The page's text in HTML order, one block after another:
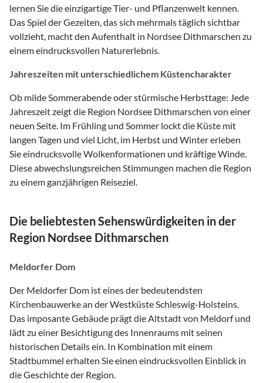
lernen Sie die einzigartige Tier- und Pflanzenwelt kennen.
Das Spiel der Gezeiten, das sich mehrmals täglich sichtbar
vollzieht, macht den Aufenthalt in Nordsee Dithmarschen zu
einem eindrucksvollen Naturerlebnis.
Jahreszeiten mit unterschiedlichem Küstencharakter
Ob milde Sommerabende oder stürmische Herbsttage: Jede
Jahreszeit zeigt die Region Nordsee Dithmarschen von einer
neuen Seite. Im Frühling und Sommer lockt die Küste mit
langen Tagen und viel Licht, im Herbst und Winter erleben
Sie eindrucksvolle Wolkenformationen und kräftige Winde.
Diese abwechslungsreichen Stimmungen machen die Region
zu einem ganzjährigen Reiseziel.
Die beliebtesten Sehenswürdigkeiten in der
Region Nordsee Dithmarschen
Meldorfer Dom
Der Meldorfer Dom ist eines der bedeutendsten
Kirchenbauwerke an der Westküste Schleswig-Holsteins.
Das imposante Gebäude prägt die Altstadt von Meldorf und
lädt zu einer Besichtigung des Innenraums mit seinen
historischen Details ein. In Kombination mit einem
Stadtbummel erhalten Sie einen eindrucksvollen Einblick in
die Geschichte der Region.